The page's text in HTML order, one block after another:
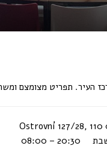
העיר. תפריט מצומצם
– 08:00